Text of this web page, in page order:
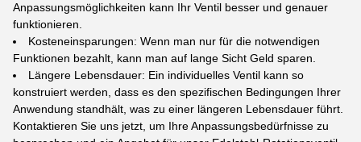
Anpassungsmöglichkeiten kann Ihr Ventil besser und genauer
funktionieren.
Kosteneinsparungen: Wenn man nur für die notwendigen
Funktionen bezahlt, kann man auf lange Sicht Geld sparen.
Längere Lebensdauer: Ein individuelles Ventil kann so
konstruiert werden, dass es den spezifischen Bedingungen Ihrer
Anwendung standhält, was zu einer längeren Lebensdauer führt.
Kontaktieren Sie uns jetzt, um Ihre Anpassungsbedürfnisse zu